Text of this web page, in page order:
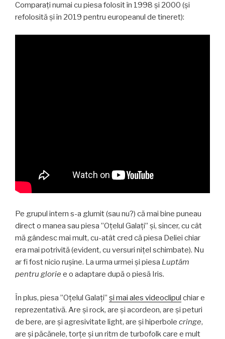
Comparați numai cu piesa folosit în 1998 și 2000 (și
refolosită și în 2019 pentru europeanul de tineret):
Pe grupul intern s-a glumit (sau nu?) că mai bine puneau
direct o manea sau piesa ”Oțelul Galați” și, sincer, cu cât
mă gândesc mai mult, cu-atât cred că piesa Deliei chiar
era mai potrivită (evident, cu versuri nițel schimbate). Nu
ar fi fost nicio rușine. La urma urmei și piesa Luptăm
pentru glorie e o adaptare după o piesă Iris.
În plus, piesa ”Oțelul Galați” și mai ales videoclipul chiar e
reprezentativă. Are și rock, are și acordeon, are și peturi
de bere, are și agresivitate light, are și hiperbole cringe,
are și păcănele, torțe și un ritm de turbofolk care e mult